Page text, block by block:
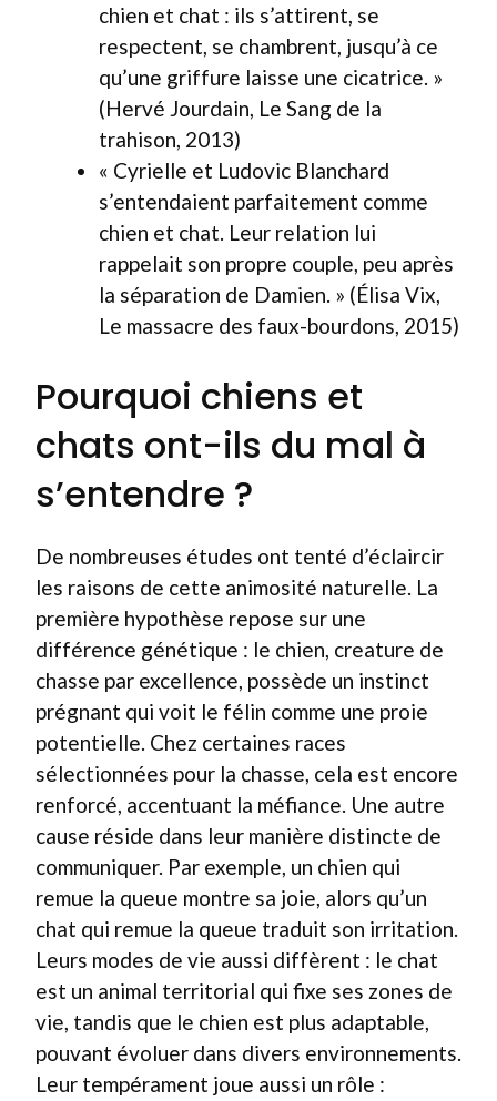
chien et chat : ils s’attirent, se
respectent, se chambrent, jusqu’à ce
qu’une griffure laisse une cicatrice. »
(Hervé Jourdain, Le Sang de la
trahison, 2013)
« Cyrielle et Ludovic Blanchard
s’entendaient parfaitement comme
chien et chat. Leur relation lui
rappelait son propre couple, peu après
la séparation de Damien. » (Élisa Vix,
Le massacre des faux-bourdons, 2015)
Pourquoi chiens et
chats ont-ils du mal à
s’entendre ?
De nombreuses études ont tenté d’éclaircir
les raisons de cette animosité naturelle. La
première hypothèse repose sur une
différence génétique : le chien, creature de
chasse par excellence, possède un instinct
prégnant qui voit le félin comme une proie
potentielle. Chez certaines races
sélectionnées pour la chasse, cela est encore
renforcé, accentuant la méfiance. Une autre
cause réside dans leur manière distincte de
communiquer. Par exemple, un chien qui
remue la queue montre sa joie, alors qu’un
chat qui remue la queue traduit son irritation.
Leurs modes de vie aussi diffèrent : le chat
est un animal territorial qui fixe ses zones de
vie, tandis que le chien est plus adaptable,
pouvant évoluer dans divers environnements.
Leur tempérament joue aussi un rôle :